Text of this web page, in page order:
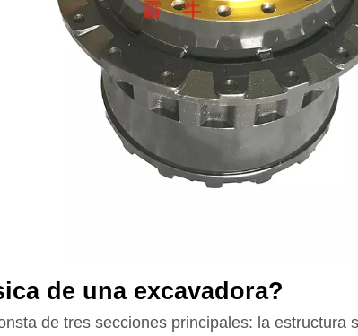
de una excavadora?
de tres secciones principales: la estructura